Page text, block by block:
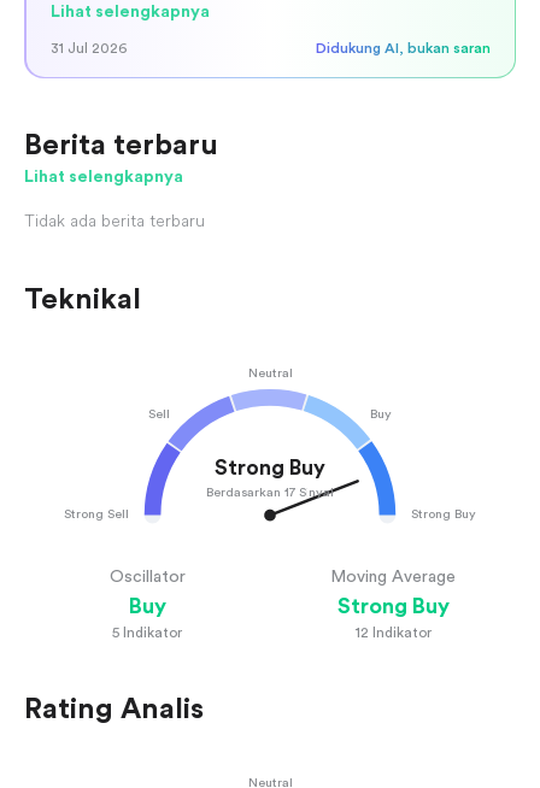
diperhatikan didorong oleh laporan pendapatan Q2 2026.
menunjukkan hasil beragam dengan pendapatan
2026, didukung oleh perbaikan kondisi pasar Eropa dan
proyek strategis, memberikan sentimen yang berlawanan
mencerminkan imbal hasil mingguan -1.19%.
Lihat selengkapnya
31 Jul 2026 Didukung AI, bukan saran
Berita terbaru
Lihat selengkapnya
Tidak ada berita terbaru
Teknikal
Strong Sell
Sell
Neutral
Buy
Strong Buy
Strong Buy
Berdasarkan 17 Sinyal
Oscillator
Buy
5 Indikator
Moving Average
Strong Buy
12 Indikator
Rating Analis
Neutral